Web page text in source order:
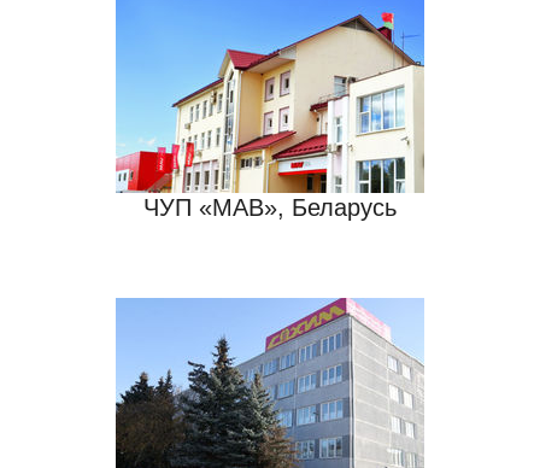
ЧУП «МАВ», Беларусь